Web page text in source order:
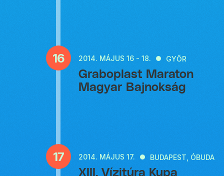
16 2014. MÁJUS 16 - 18. GYŐR
Graboplast Maraton
Magyar Bajnokság
17 2014. MÁJUS 17. BUDAPEST, ÓBUDA
XIII. Vízitúra Kupa